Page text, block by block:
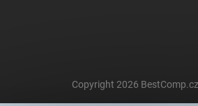
Copyright 2026 BestComp.cz